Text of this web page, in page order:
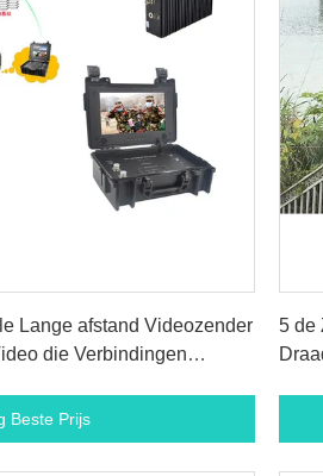
Lange afstand Videozender
die Verbindingen
Beste Prijs
5 de